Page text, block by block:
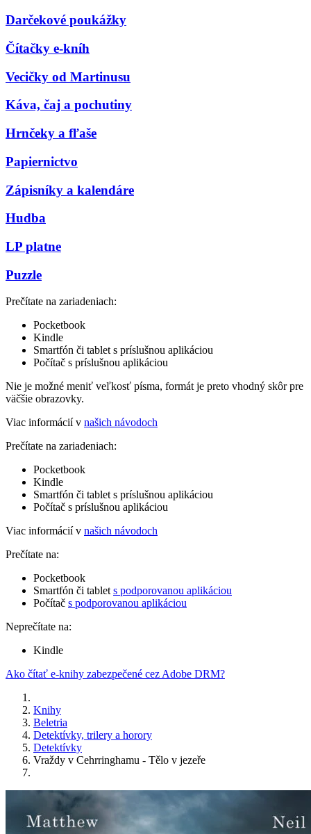
Darčekové poukážky
Čítačky e-kníh
Vecičky od Martinusu
Káva, čaj a pochutiny
Hrnčeky a fľaše
Papiernictvo
Zápisníky a kalendáre
Hudba
LP platne
Puzzle
Prečítate na zariadeniach:
Pocketbook
Kindle
Smartfón či tablet s príslušnou aplikáciou
Počítač s príslušnou aplikáciou
Nie je možné meniť veľkosť písma, formát je preto vhodný skôr pre
väčšie obrazovky.
Viac informácií v našich návodoch
Prečítate na zariadeniach:
Pocketbook
Kindle
Smartfón či tablet s príslušnou aplikáciou
Počítač s príslušnou aplikáciou
Viac informácií v našich návodoch
Prečítate na:
Pocketbook
Smartfón či tablet s podporovanou aplikáciou
Počítač s podporovanou aplikáciou
Neprečítate na:
Kindle
Ako čítať e-knihy zabezpečené cez Adobe DRM?
Knihy
Beletria
Detektívky, trilery a horory
Detektívky
Vraždy v Cehrringhamu - Tělo v jezeře